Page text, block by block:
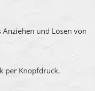
Anziehen und Lösen von
per Knopfdruck.